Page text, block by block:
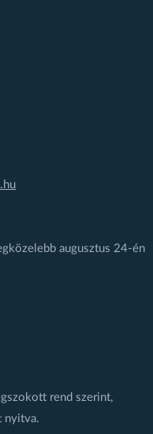
augusztus 24-én
rend szerint,
nyitva.